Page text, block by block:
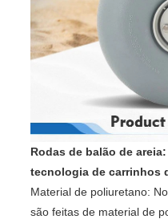
Rodas de balão de
tecnologia de carrinhos
Material de poliuretano:
são feitas de material de